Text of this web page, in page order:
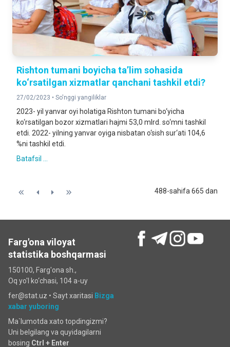
Rishton tumani boyicha ta’lim sohasida
ko‘rsatilgan xizmatlar qanchani tashkil etdi?
27/02/2023 • So'nggi yangiliklar
2023- yil yanvar oyi holatiga Rishton tumani bo‘yicha
ko‘rsatilgan bozor xizmatlari hajmi 53,0 mlrd. so‘mni tashkil
etdi. 2022- yilning yanvar oyiga nisbatan o‘sish sur‘ati 104,6
%ni tashkil etdi.
Batafsil ...
488-sahifa 665 dan
Farg'ona viloyat
statistika boshqarmasi
150100, Farg'ona sh.,
Oq yo'l ko‘chаsi, 104 a-uy
fer@stat.uz • Sayt xaritasi Bizga
xabar yuboring
Ma`lumotda xato topdingizmi?
Uni belgilang va quyidagilarni
bosing Ctrl + Enter